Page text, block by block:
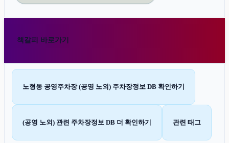
책갈피 바로가기
노형동 공영주차장 (공영 노외) 주차장정보 DB 확인하기
(공영 노외) 관련 주차장정보 DB 더 확인하기 관련 태그